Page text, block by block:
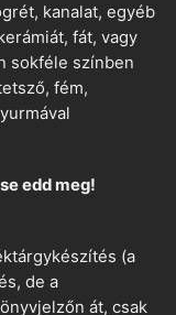
kanalat, egyéb
fát, vagy
sokféle színben
fém,
edd meg!
(a
de a
át, csak